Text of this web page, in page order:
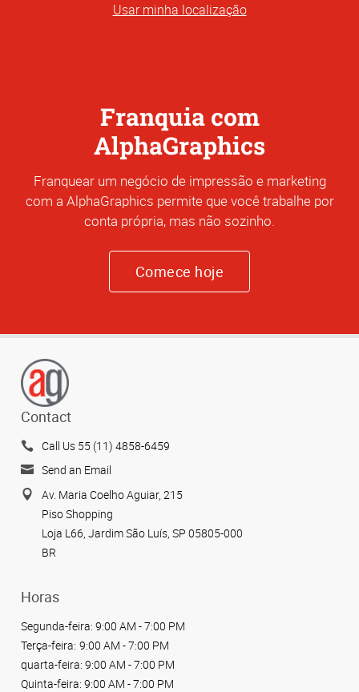
Usar minha localização
Franquia com
AlphaGraphics
Franquear um negócio de impressão e marketing
com a AlphaGraphics permite que você trabalhe por
conta própria, mas não sozinho.
Comece hoje
Contact
Call Us 55 (11) 4858-6459
Send an Email
Av. Maria Coelho Aguiar, 215
Piso Shopping
Loja L66, Jardim São Luís, SP 05805-000
BR
Horas
Segunda-feira: 9:00 AM - 7:00 PM
Terça-feira: 9:00 AM - 7:00 PM
quarta-feira: 9:00 AM - 7:00 PM
Quinta-feira: 9:00 AM - 7:00 PM